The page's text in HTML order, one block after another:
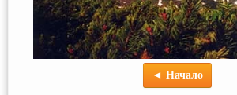
◄ Начало